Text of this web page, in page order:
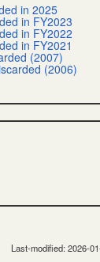
in 2025
in FY2023
in FY2022
in FY2021
(2007)
(2006)
Last-modified: 2026-